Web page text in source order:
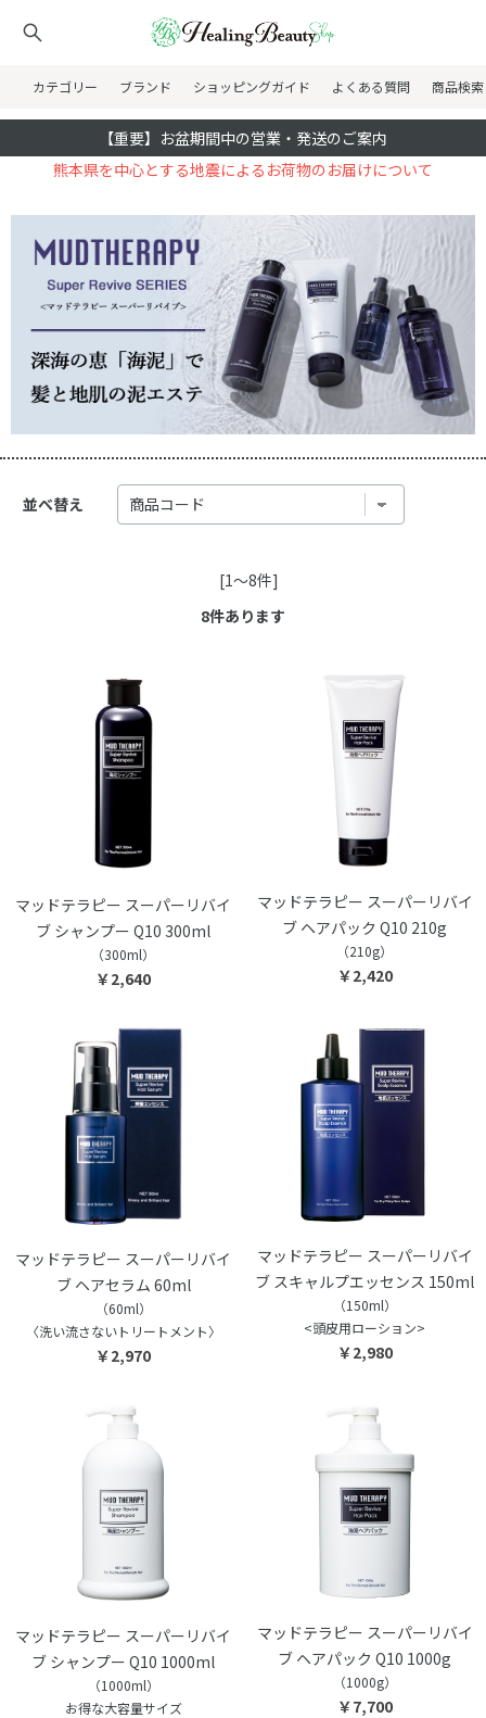
カテゴリー ブランド ショッピングガイド よくある質問 商品検索
【重要】お盆期間中の営業・発送のご案内
熊本県を中心とする地震によるお荷物のお届けについて
並べ替え
[1～8件]
8件あります
マッドテラピー スーパーリバイ
ブ シャンプー Q10 300ml
（300ml）
￥2,640
マッドテラピー スーパーリバイ
ブ ヘアパック Q10 210g
（210g）
￥2,420
マッドテラピー スーパーリバイ
ブ ヘアセラム 60ml
（60ml）
〈洗い流さないトリートメント〉
￥2,970
マッドテラピー スーパーリバイ
ブ スキャルプエッセンス 150ml
（150ml）
<頭皮用ローション>
￥2,980
マッドテラピー スーパーリバイ
ブ シャンプー Q10 1000ml
（1000ml）
お得な大容量サイズ
マッドテラピー スーパーリバイ
ブ ヘアパック Q10 1000g
（1000g）
￥7,700